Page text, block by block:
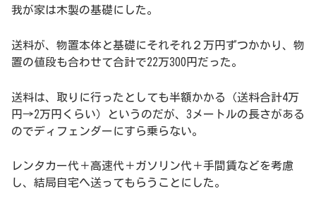
我が家は木製の基礎にした。
送料が、物置本体と基礎にそれそれ２万円ずつかかり、物
置の値段も合わせて合計で22万300円だった。
送料は、取りに行ったとしても半額かかる（送料合計4万
円→2万円くらい）というのだが、3メートルの長さがある
のでディフェンダーにすら乗らない。
レンタカー代＋高速代＋ガソリン代＋手間賃などを考慮
し、結局自宅へ送ってもらうことにした。